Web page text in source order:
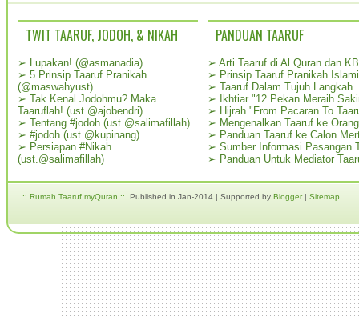
TWIT TAARUF, JODOH, & NIKAH
➢ Lupakan! (@asmanadia)
➢ 5 Prinsip Taaruf Pranikah
(@maswahyust)
➢ Tak Kenal Jodohmu? Maka
Taaruflah! (ust.@ajobendri)
➢ Tentang #jodoh (ust.@salimafillah)
➢ #jodoh (ust.@kupinang)
➢ Persiapan #Nikah
(ust.@salimafillah)
PANDUAN TAARUF
➢ Arti Taaruf di Al Quran dan
➢ Prinsip Taaruf Pranikah Islami
➢ Taaruf Dalam Tujuh Langkah
➢
Ikhtiar "12 Pekan Meraih
➢ Hijrah "From Pacaran To
➢ Mengenalkan Taaruf ke
➢ Panduan Taaruf ke Calon
➢ Sumber Informasi Pasangan
➢ Panduan Untuk Mediator
.:: Rumah Taaruf myQuran ::. Published in Jan-2014 | Supported by Blogger| Sitemap